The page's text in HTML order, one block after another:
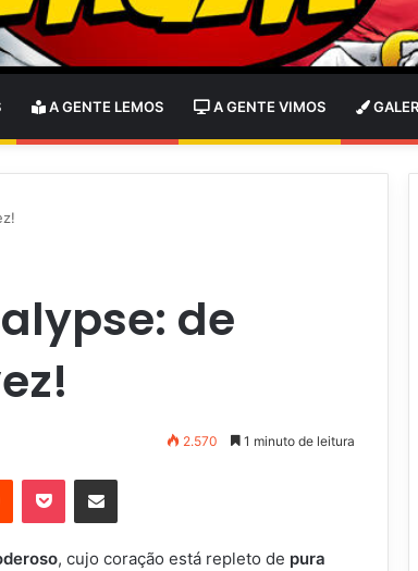
A GENTE LEMOS A GENTE VIMOS
de
2.570 1 minuto de leitura
, cujo coração está repleto de pura